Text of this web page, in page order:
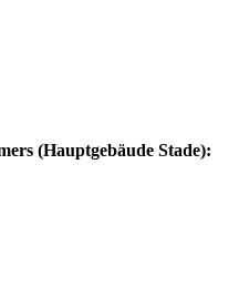
(Hauptgebäude Stade):